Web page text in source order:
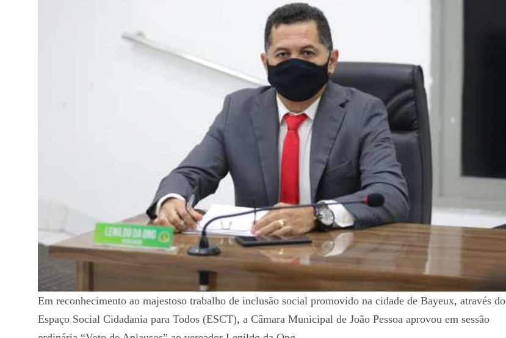
Em reconhecimento ao majestoso trabalho de inclusão social promovido na cidade de Bayeux, através do
Espaço Social Cidadania para Todos (ESCT), a Câmara Municipal de João Pessoa aprovou em sessão